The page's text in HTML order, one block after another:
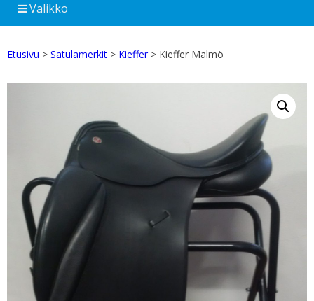
Valikko
Etusivu > Satulamerkit > Kieffer> Kieffer Malmö